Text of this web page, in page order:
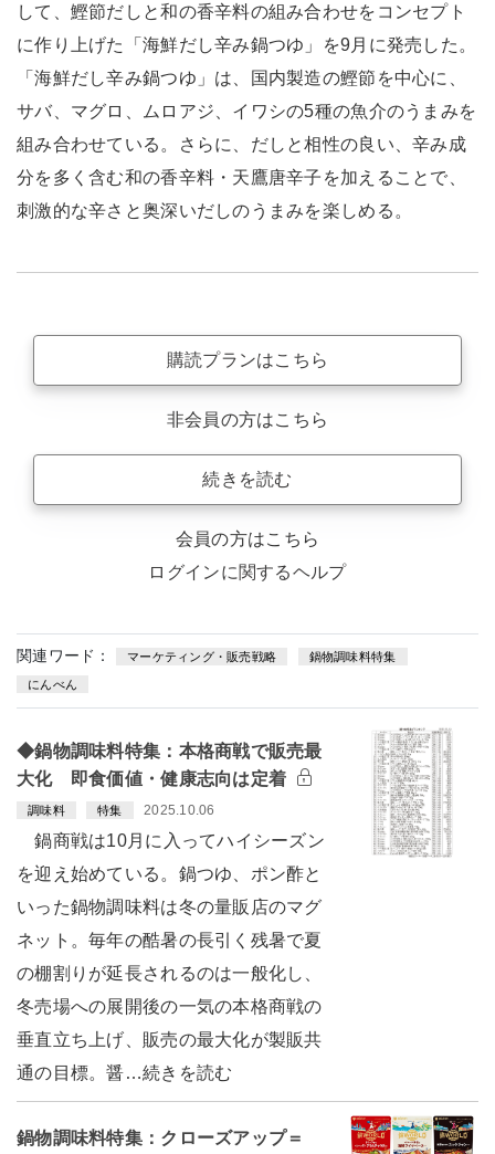
して、鰹節だしと和の香辛料の組み合わせをコンセプト
に作り上げた「海鮮だし辛み鍋つゆ」を9月に発売した。
「海鮮だし辛み鍋つゆ」は、国内製造の鰹節を中心に、
サバ、マグロ、ムロアジ、イワシの5種の魚介のうまみを
組み合わせている。さらに、だしと相性の良い、辛み成
分を多く含む和の香辛料・天鷹唐辛子を加えることで、
刺激的な辛さと奥深いだしのうまみを楽しめる。
購読プランはこちら
非会員の方はこちら
続きを読む
会員の方はこちら
ログインに関するヘルプ
関連ワード： マーケティング・販売戦略 鍋物調味料特集
にんべん
◆鍋物調味料特集：本格商戦で販売最
大化 即食価値・健康志向は定着
調味料 特集 2025.10.06
鍋商戦は10月に入ってハイシーズン
を迎え始めている。鍋つゆ、ポン酢と
いった鍋物調味料は冬の量販店のマグ
ネット。毎年の酷暑の長引く残暑で夏
の棚割りが延長されるのは一般化し、
冬売場への展開後の一気の本格商戦の
垂直立ち上げ、販売の最大化が製販共
通の目標。醤…続きを読む
鍋物調味料特集：クローズアップ＝